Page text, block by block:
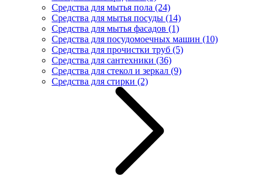
Средства для мытья пола (24)
Средства для мытья посуды (14)
Средства для мытья фасадов (1)
Средства для посудомоечных машин (10)
Средства для прочистки труб (5)
Средства для сантехники (36)
Средства для стекол и зеркал (9)
Средства для стирки (2)